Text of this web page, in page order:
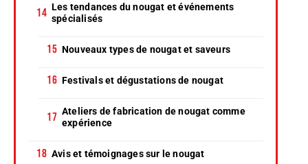
Les tendances du nougat et événements
spécialisés
Nouveaux types de nougat et saveurs
Festivals et dégustations de nougat
Ateliers de fabrication de nougat comme
expérience
Avis et témoignages sur le nougat